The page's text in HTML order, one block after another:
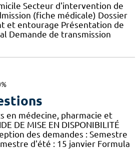
Secteur d'intervention de
(fiche médicale) Dossier
et entourage Présentation de
Demande de transmission
en médecine, pharmacie et
DE MISE EN DISPONIBILITÉ
des demandes : Semestre
d'été : 15 janvier Formula